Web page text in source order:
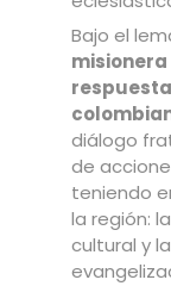
Bajo el
diálogo
de
teniendo
la región:
cultural y